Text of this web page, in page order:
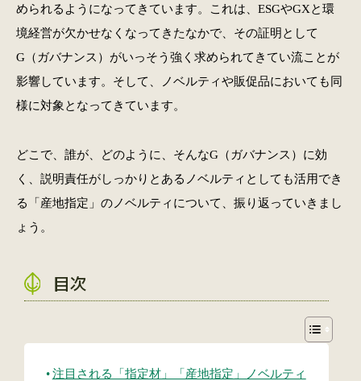
められるようになってきています。これは、ESGやGXと環
境経営が欠かせなくなってきたなかで、その証明として
G（ガバナンス）がいっそう強く求められてきてい流ことが
影響しています。そして、ノベルティや販促品においても同
様に対象となってきています。
どこで、誰が、どのように、そんなG（ガバナンス）に効
く、説明責任がしっかりとあるノベルティとしても活用でき
る「産地指定」のノベルティについて、振り返っていきまし
ょう。
目次
注目される「指定材」「産地指定」ノベルティ